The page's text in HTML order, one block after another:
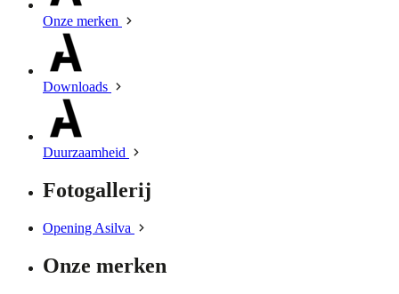
Onze merken
Downloads
Duurzaamheid
Fotogallerij
Opening Asilva
Onze merken